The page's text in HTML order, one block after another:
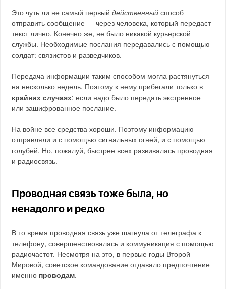
Это чуть ли не самый первыйдейственный способ
отправить сообщение — через человека, который передаст
текст лично. Конечно же, не было никакой курьерской
службы. Необходимые послания передавались с помощью
солдат: связистов и разведчиков.
Передача информации таким способом могла растянуться
на несколько недель. Поэтому к нему прибегали только в
крайних случаях: если надо было передать экстренное
или зашифрованное послание.
На войне все средства хороши. Поэтому информацию
отправляли и с помощью сигнальных огней, и с помощью
голубей. Но, пожалуй, быстрее всех развивалась проводная
и радиосвязь.
Проводная связь тоже была, но
ненадолго и редко
В то время проводная связь уже шагнула от телеграфа к
телефону, совершенствовалась и коммуникация с помощью
радиочастот. Несмотря на это, в первые годы Второй
Мировой, советское командование отдавало предпочтение
именно проводам.